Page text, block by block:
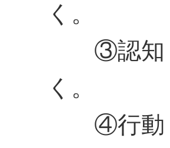
く。
③認知：
く。
④行動：